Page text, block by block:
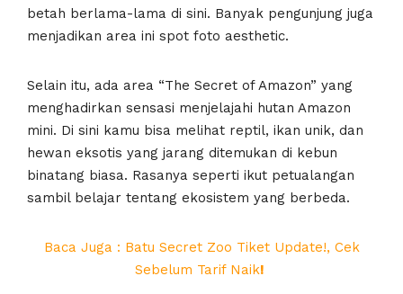
betah berlama-lama di sini. Banyak pengunjung juga
menjadikan area ini spot foto aesthetic.
Selain itu, ada area “The Secret of Amazon” yang
menghadirkan sensasi menjelajahi hutan Amazon
mini. Di sini kamu bisa melihat reptil, ikan unik, dan
hewan eksotis yang jarang ditemukan di kebun
binatang biasa. Rasanya seperti ikut petualangan
sambil belajar tentang ekosistem yang berbeda.
Baca Juga : Batu Secret Zoo Tiket Update!, Cek
Sebelum Tarif Naik!